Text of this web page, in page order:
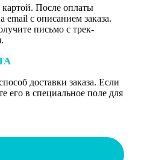
картой. После оплаты
email с описанием заказа.
письмо с трек-
доставки заказа. Если
его в специальное поле для